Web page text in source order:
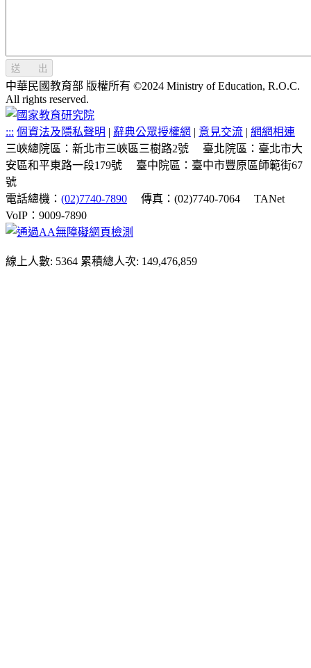
送 出
中華民國教育部 版權所有 ©2024 Ministry of Education, R.O.C.
All rights reserved.
::: 個資法及隱私聲明 | 辭典公眾授權網 | 意見交流 | 網網相連
三峽總院區：新北市三峽區三樹路2號
臺北院區：臺北市大
安區和平東路一段179號
臺中院區：臺中市豐原區師範街67
號
電話總機： (02)7740-7890 傳真：(02)7740-7064
TANet
VoIP：9009-7890
線上人數: 5364 累積總人次: 149,476,859